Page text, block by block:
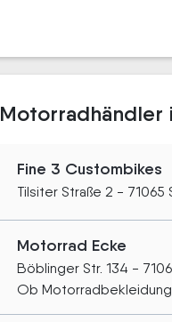
Motorradhändler
Fine 3 Custombikes
Tilsiter Straße 2 - 71065
Motorrad Ecke
Böblinger Str. 134 -
Ob